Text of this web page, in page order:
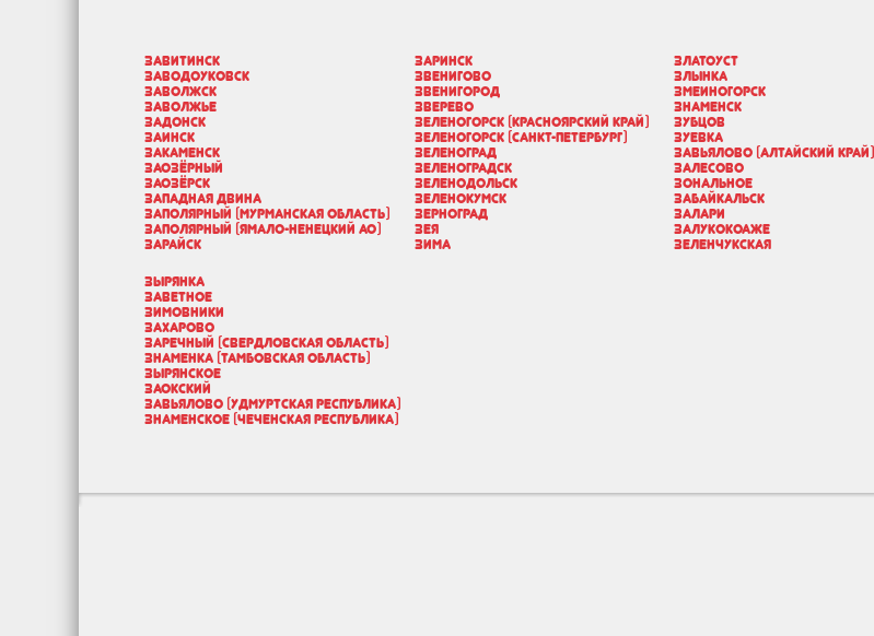
Завитинск
Заводоуковск
Заволжск
Заволжье
Задонск
Заинск
Закаменск
Заозёрный
Заозёрск
Западная Двина
Заполярный (Мурманская область)
Заполярный (Ямало-Ненецкий АО)
Зарайск
Заринск
Звенигово
Звенигород
Зверево
Зеленогорск (Красноярский край)
Зеленогорск (Санкт-Петербург)
Зеленоград
Зеленоградск
Зеленодольск
Зеленокумск
Зерноград
Зея
Зима
Златоуст
Злынка
Змеиногорск
Знаменск
Зубцов
Зуевка
Завьялово (Алтайский край)
Залесово
Зональное
Забайкальск
Залари
Залукокоаже
Зеленчукская
Зырянка
Заветное
Зимовники
Захарово
Заречный (Свердловская область)
Знаменка (Тамбовская область)
Зырянское
Заокский
Завьялово (Удмуртская республика)
Знаменское (Чеченская республика)